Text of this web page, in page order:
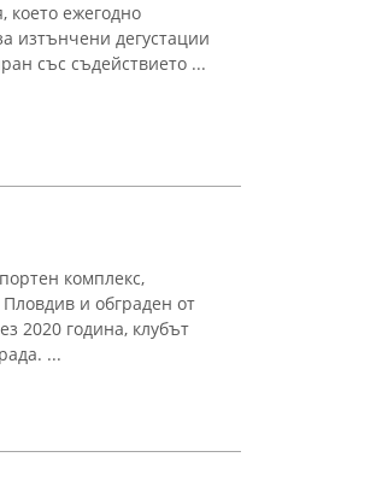
което ежегодно
изтънчени дегустации
със съдействието ...
комплекс,
и обграден от
2020 година, клубът
...